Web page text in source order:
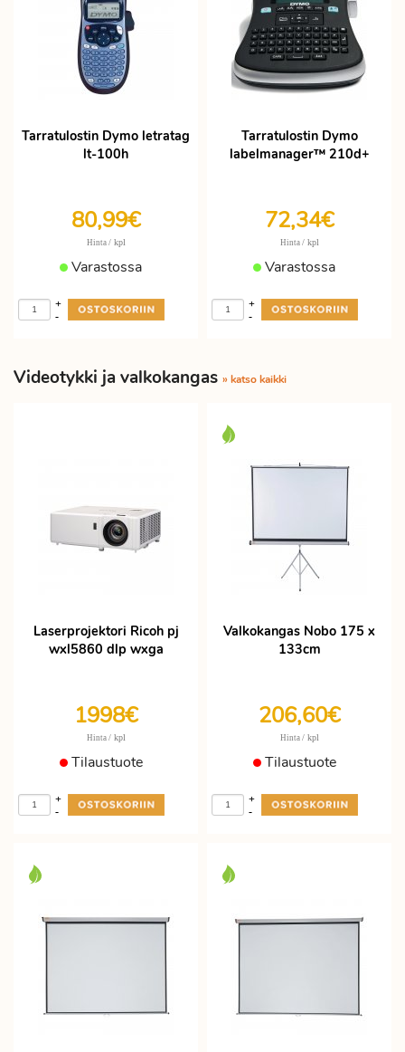
Tarratulostin Dymo letratag
lt-100h
80,99€
Hinta / kpl
Varastossa
-
+
Tarratulostin Dymo
labelmanager™ 210d+
72,34€
Hinta / kpl
Varastossa
-
+
Videotykki ja valkokangas » katso kaikki
Laserprojektori Ricoh pj
wxl5860 dlp wxga
1998€
Hinta / kpl
Tilaustuote
-
+
Valkokangas Nobo 175 x
133cm
206,60€
Hinta / kpl
Tilaustuote
-
+